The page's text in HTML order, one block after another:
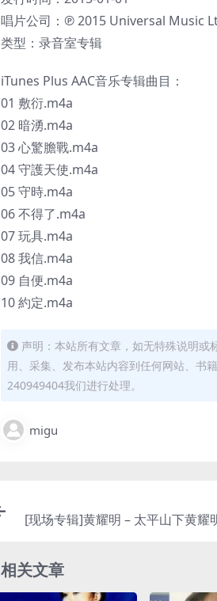
唱片公司：℗ 2015 Universal Music
类型：录音室专辑
iTunes Plus AAC音乐专辑曲目：
01 敷衍.m4a
02 暗湧.m4a
03 心驚膽戰.m4a
04 守護天使.m4a
05 守時.m4a
06 不得了.m4a
07 玩具.m4a
08 我信.m4a
09 自便.m4a
10 約定.m4a
声明：本站所有文章，如无特殊说明
用、采集、发布本站内容到任何网站、书
240949404我们进行处理。
migu
[现场专辑]黄耀明 – 太平山下黄耀明 演唱会2014
相关文章